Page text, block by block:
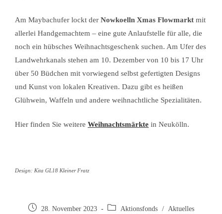
Am Maybachufer lockt der Nowkoelln Xmas Flowmarkt mit
allerlei Handgemachtem – eine gute Anlaufstelle für alle, die
noch ein hübsches Weihnachtsgeschenk suchen. Am Ufer des
Landwehrkanals stehen am 10. Dezember von 10 bis 17 Uhr
über 50 Büdchen mit vorwiegend selbst gefertigten Designs
und Kunst von lokalen Kreativen. Dazu gibt es heißen
Glühwein, Waffeln und andere weihnachtliche Spezialitäten.
Hier finden Sie weitere Weihnachtsmärkte in Neukölln.
Design: Kita GL18 Kleiner Fratz
28. November 2023 Aktionsfonds / Aktuelles